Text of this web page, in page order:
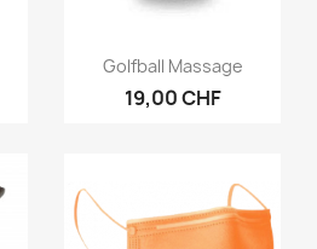
Vorschau
Golfball Massage
19,00 CHF